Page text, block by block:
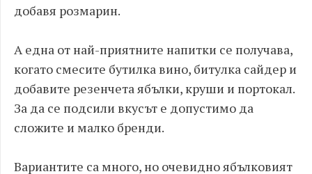
добавя розмарин.
А една от най-приятните напитки се получава,
когато смесите бутилка вино, битулка сайдер и
добавите резенчета ябълки, круши и портокал.
За да се подсили вкусът е допустимо да
сложите и малко бренди.
Вариантите са много, но очевидно ябълковият